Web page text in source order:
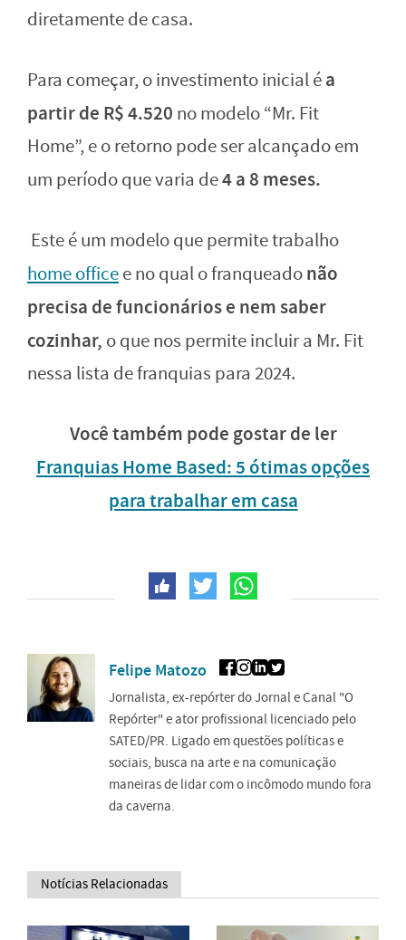
diretamente de casa.
Para começar, o investimento inicial éa
partir de R$ 4.520 no modelo “Mr. Fit
Home”, e o retorno pode ser alcançado em
um período que varia de4 a 8 meses.
Este é um modelo que permite trabalho
home officee no qual o franqueadonão
precisa de funcionários e nem saber
cozinhar, o que nos permite incluir a Mr. Fit
nessa lista de franquias para 2024.
Você também pode gostar de ler
Franquias Home Based: 5 ótimas opções
para trabalhar em casa
Felipe Matozo
Jornalista, ex-repórter do Jornal e Canal "O
Repórter" e ator profissional licenciado pelo
SATED/PR. Ligado em questões políticas e
sociais, busca na arte e na comunicação
maneiras de lidar com o incômodo mundo fora
da caverna.
Notícias Relacionadas